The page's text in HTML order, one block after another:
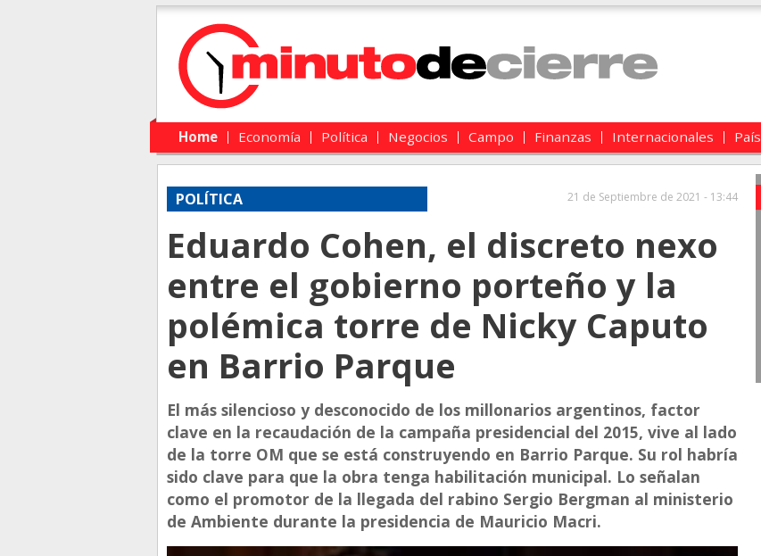
Main menu
Skip to primary content
Skip to secondary content
Home Economía Política Negocios Campo Finanzas Internacionales País
POLÍTICA 21 de Septiembre de 2021 - 13:44
Eduardo Cohen, el discreto nexo
entre el gobierno porteño y la
polémica torre de Nicky Caputo
en Barrio Parque
El más silencioso y desconocido de los millonarios argentinos, factor
clave en la recaudación de la campaña presidencial del 2015, vive al lado
de la torre OM que se está construyendo en Barrio Parque. Su rol habría
sido clave para que la obra tenga habilitación municipal. Lo señalan
como el promotor de la llegada del rabino Sergio Bergman al ministerio
de Ambiente durante la presidencia de Mauricio Macri.